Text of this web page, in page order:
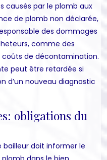
causés par le plomb aux
de plomb non déclarée,
des dommages
comme des
de décontamination.
peut être retardée si
d’un nouveau diagnostic
obligations du
bailleur doit informer le